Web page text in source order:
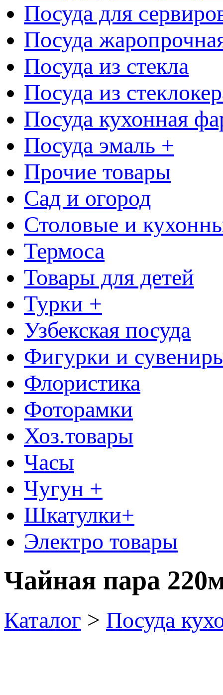
Посуда для
Посуда
Посуда из стекла
Посуда из
Посуда кухонная
Посуда эмаль +
Прочие товары
Сад и огород
Столовые и
Термоса
Товары для детей
Турки +
Узбекская посуда
Фигурки и
Флористика
Фоторамки
Хоз.товары
Часы
Чугун +
Шкатулки+
Электро товары
Чайная пара
Каталог > Посуда